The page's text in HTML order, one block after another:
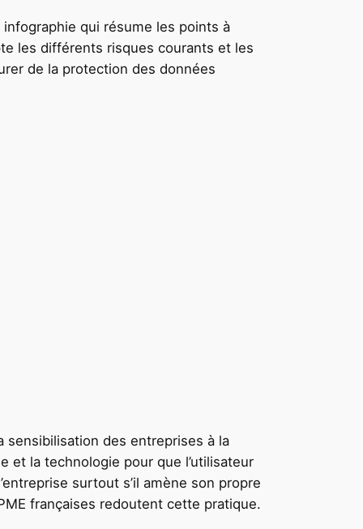
qui résume les points à
les différents risques courants et les
de la protection des données
des entreprises à la
et la technologie pour que l’utilisateur
surtout s’il amène son propre
françaises redoutent cette pratique.